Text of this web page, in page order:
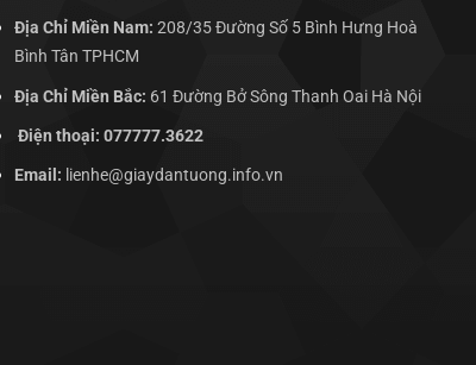
Địa Chỉ Miền Nam: 208/35 Đường Số 5 Bình Hưng Hoà
Bình Tân TPHCM
Địa Chỉ Miền Bắc: 61 Đường Bở Sông Thanh Oai Hà Nội
Điện thoại: 077777.3622
Email: lienhe@giaydantuong.info.vn